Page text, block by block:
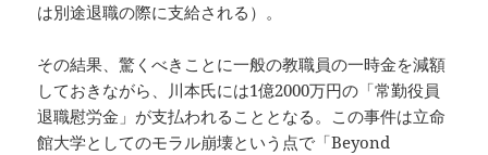
は別途退職の際に支給される）。
その結果、驚くべきことに一般の教職員の一時金を減額
しておきながら、川本氏には1億2000万円の「常勤役員
退職慰労金」が支払われることとなる。この事件は立命
館大学としてのモラル崩壊という点で「Beyond